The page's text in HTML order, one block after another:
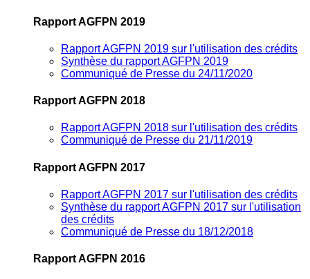
Rapport AGFPN 2019
Rapport AGFPN 2019 sur l'utilisation des crédits
Synthèse du rapport AGFPN 2019
Communiqué de Presse du 24/11/2020
Rapport AGFPN 2018
Rapport AGFPN 2018 sur l'utilisation des crédits
Communiqué de Presse du 21/11/2019
Rapport AGFPN 2017
Rapport AGFPN 2017 sur l'utilisation des crédits
Synthèse du rapport AGFPN 2017 sur l'utilisation
des crédits
Communiqué de Presse du 18/12/2018
Rapport AGFPN 2016